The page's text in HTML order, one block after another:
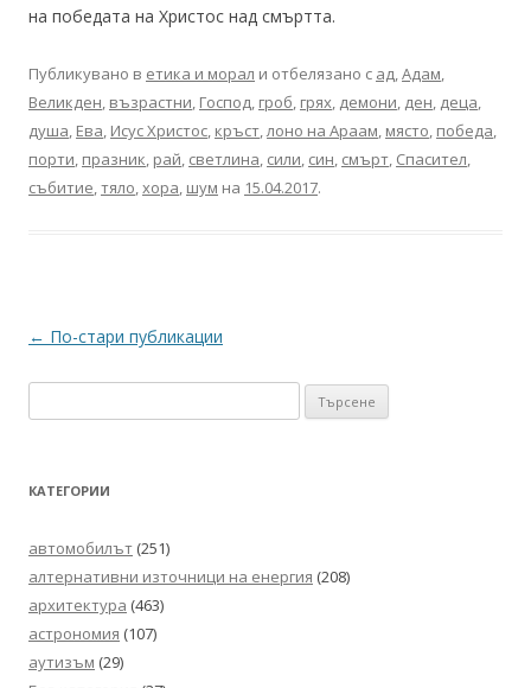
на победата на Христос над смъртта.
Публикувано в етика и морал и отбелязано с ад,Адам,
Великден, възрастни, Господ, гроб, грях, демони, ден, деца,
душа, Ева, Исус Христос, кръст,лоно на Араам, място, победа,
порти, празник, рай, светлина, сили, син, смърт, Спасител,
събитие,тяло,хора, шум на 15.04.2017.
Навигация
← По-стари публикации
за:
КАТЕГОРИИ
автомобилът (251)
алтернативни източници на енергия (208)
архитектура (463)
астрономия (107)
аутизъм (29)